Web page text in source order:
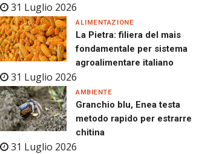
31 Luglio 2026
La Pietra: filiera del mais
fondamentale per sistema
agroalimentare italiano
31 Luglio 2026
ALIMENTAZIONE
Granchio blu, Enea testa
metodo rapido per estrarre
chitina
31 Luglio 2026
AMBIENTE